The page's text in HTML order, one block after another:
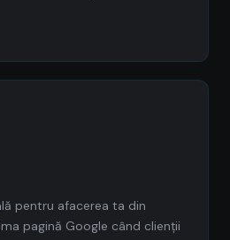
pentru afacerea ta din
pagină Google când clienții